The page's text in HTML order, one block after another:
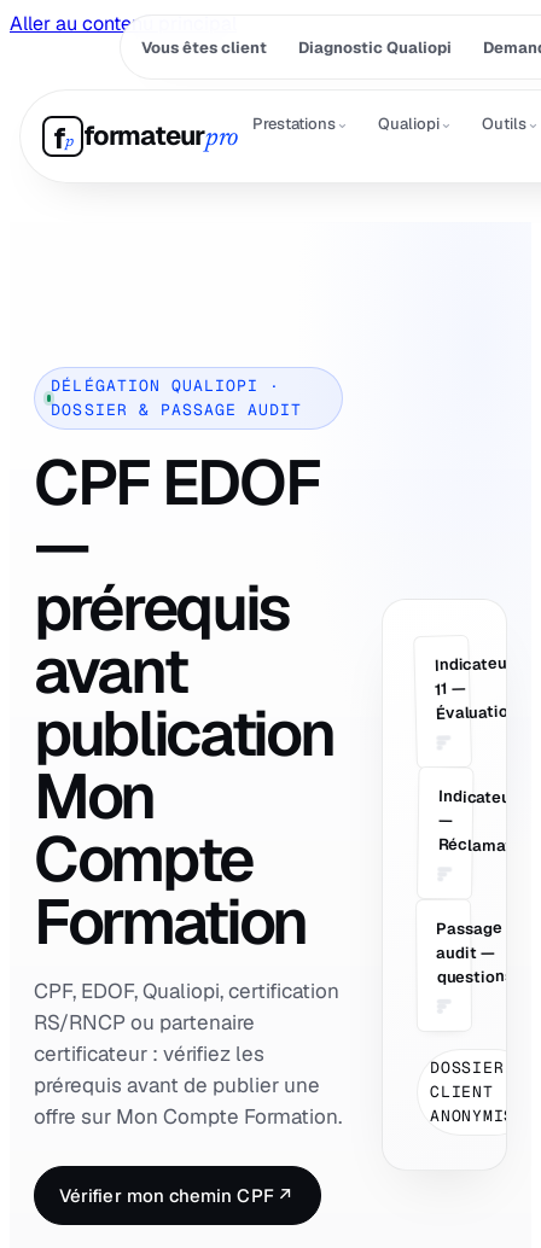
Aller au contenu principal
Vous êtes client Diagnostic Qualiopi
fp formateurpro
Prestations⌄ Qualiopi⌄ Outils⌄
DÉLÉGATION QUALIOPI ·
DOSSIER & PASSAGE AUDIT
CPF EDOF
—
prérequis
avant
publication
Mon
Compte
Formation
CPF, EDOF, Qualiopi, certification
RS/RNCP ou partenaire
certificateur : vérifiez les
prérequis avant de publier une
offre sur Mon Compte Formation.
Vérifier mon chemin CPF ↗
Indicateur
11 —
Évaluation
Indicateur 22
—
Passage
audit —
questions
DOSSIER
CLIENT
ANONYMISÉ